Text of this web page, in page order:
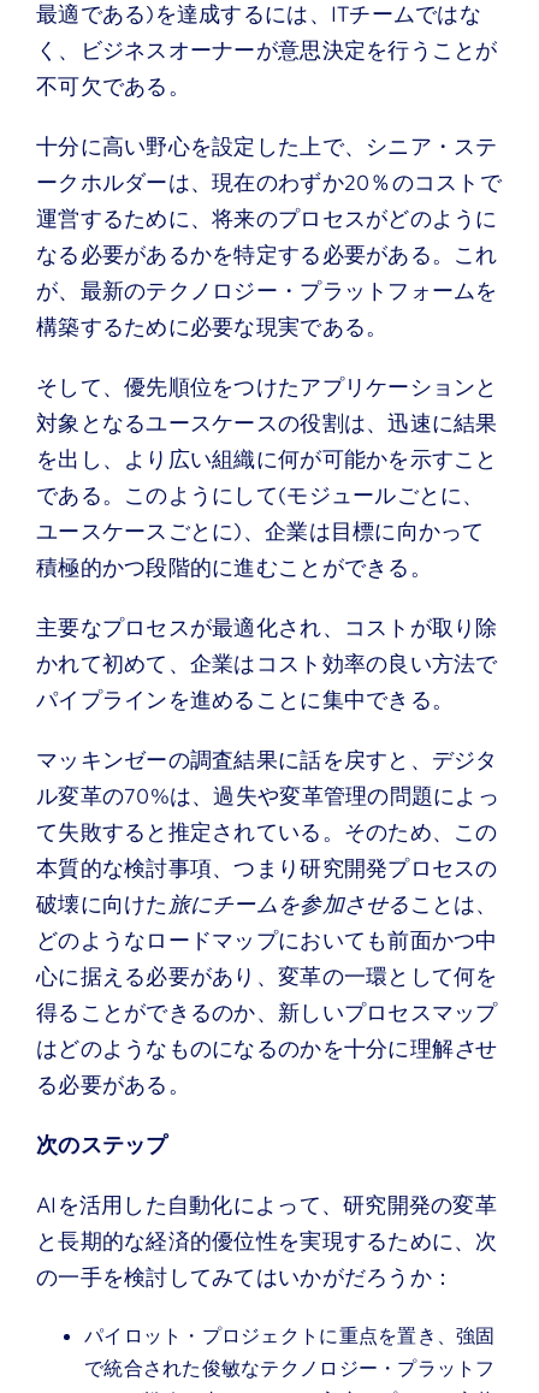
最適である)を達成するには、ITチームではな
く、ビジネスオーナーが意思決定を行うことが
不可欠である。
十分に高い野心を設定した上で、シニア・ステ
ークホルダーは、現在のわずか20％のコストで
運営するために、将来のプロセスがどのように
なる必要があるかを特定する必要がある。これ
が、最新のテクノロジー・プラットフォームを
構築するために必要な現実である。
そして、優先順位をつけたアプリケーションと
対象となるユースケースの役割は、迅速に結果
を出し、より広い組織に何が可能かを示すこと
である。このようにして(モジュールごとに、
ユースケースごとに)、企業は目標に向かって
積極的かつ段階的に進むことができる。
主要なプロセスが最適化され、コストが取り除
かれて初めて、企業はコスト効率の良い方法で
パイプラインを進めることに集中できる。
マッキンゼーの調査結果に話を戻すと、デジタ
ル変革の70%は、過失や変革管理の問題によっ
て失敗すると推定されている。そのため、この
本質的な検討事項、つまり研究開発プロセスの
破壊に向けた 旅にチームを参加させることは、
どのようなロードマップにおいても前面かつ中
心に据える必要があり、変革の一環として何を
得ることができるのか、新しいプロセスマップ
はどのようなものになるのかを十分に理解させ
る必要がある。
次のステップ
AIを活用した自動化によって、研究開発の変革
と長期的な経済的優位性を実現するために、次
の一手を検討してみてはいかがだろうか：
パイロット・プロジェクトに重点を置き、強固
で統合された俊敏なテクノロジー・プラットフ